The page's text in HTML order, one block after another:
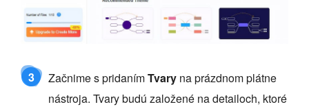
3 Začnime s pridanímTvary na prázdnom plátne
nástroja. Tvary budú založené na detailoch, ktoré